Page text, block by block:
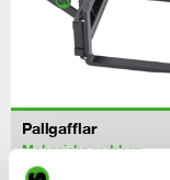
Pallgafflar
Mekaniska redskap